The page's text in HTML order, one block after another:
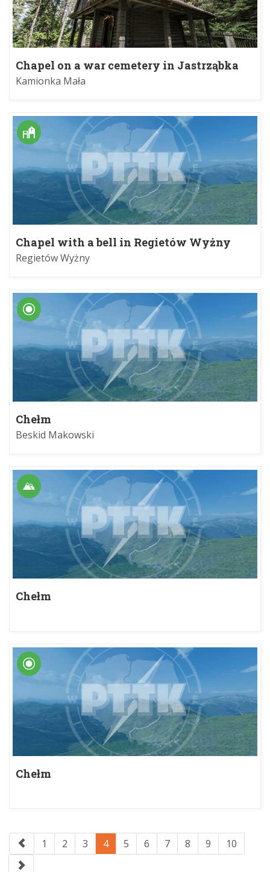
Chapel on a war cemetery in Jastrząbka
Kamionka Mała
Chapel with a bell in Regietów Wyżny
Regietów Wyżny
Chełm
Beskid Makowski
Chełm
Chełm
1 2 3 4 5 6 7 8 9 10